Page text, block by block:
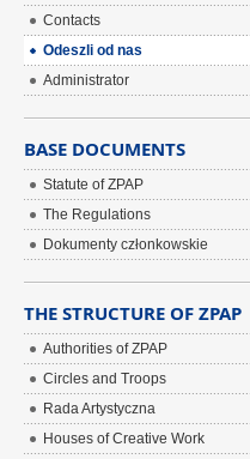
Contacts
Odeszli od nas
Administrator
BASE DOCUMENTS
Statute of ZPAP
The Regulations
Dokumenty członkowskie
THE STRUCTURE OF ZPAP
Authorities of ZPAP
Circles and Troops
Rada Artystyczna
Houses of Creative Work